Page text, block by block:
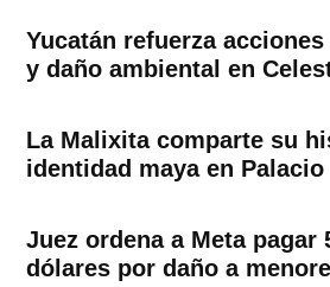
Yucatán refuerza
y daño ambiental en
La Malixita comparte su
identidad maya en Palacio
Juez ordena a Meta pagar
dólares por daño a